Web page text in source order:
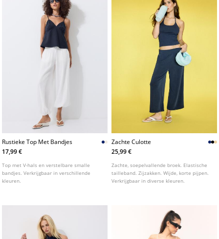
Rustieke Top Met Bandjes
17,99 €
Top met V-hals en verstelbare smalle
bandjes. Verkrijgbaar in verschillende
kleuren.
Zachte Culotte
25,99 €
Zachte, soepelvallende broek. Elastische
tailleband. Zijzakken. Wijde, korte pijpen.
Verkrijgbaar in diverse kleuren.